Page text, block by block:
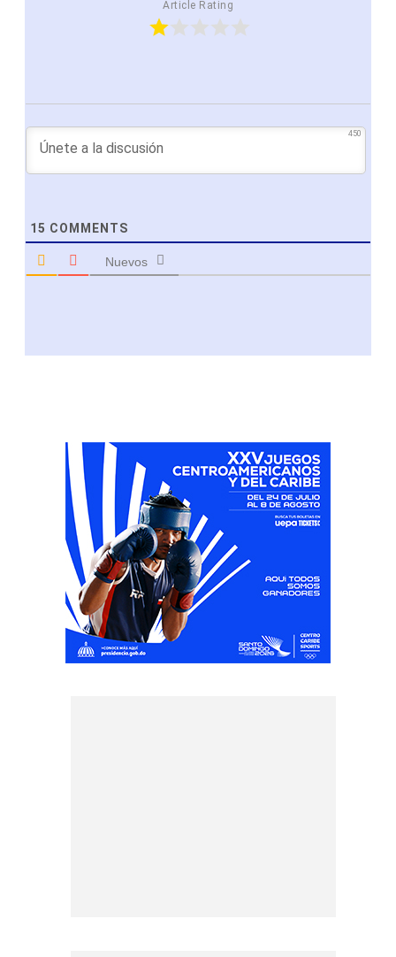
Article Rating
450
15 COMMENTS
Nuevos